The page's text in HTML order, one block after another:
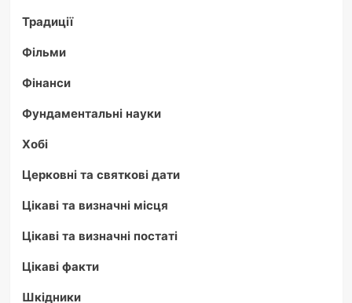
Традиції
Фільми
Фінанси
Фундаментальні науки
Хобі
Церковні та святкові дати
Цікаві та визначні місця
Цікаві та визначні постаті
Цікаві факти
Шкідники